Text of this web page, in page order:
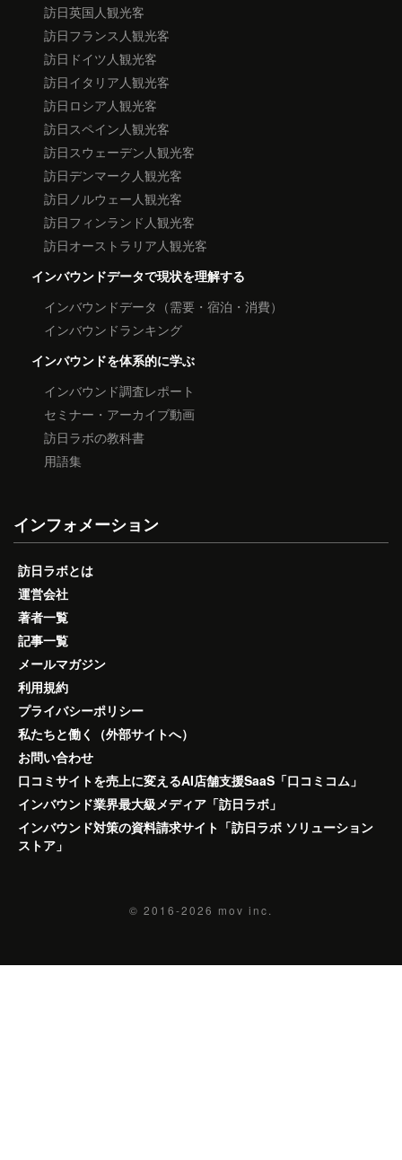
訪日英国人観光客
訪日フランス人観光客
訪日ドイツ人観光客
訪日イタリア人観光客
訪日ロシア人観光客
訪日スペイン人観光客
訪日スウェーデン人観光客
訪日デンマーク人観光客
訪日ノルウェー人観光客
訪日フィンランド人観光客
訪日オーストラリア人観光客
インバウンドデータで現状を理解する
インバウンドデータ（需要・宿泊・消費）
インバウンドランキング
インバウンドを体系的に学ぶ
インバウンド調査レポート
セミナー・アーカイブ動画
訪日ラボの教科書
用語集
インフォメーション
訪日ラボとは
運営会社
著者一覧
記事一覧
メールマガジン
利用規約
プライバシーポリシー
私たちと働く（外部サイトへ）
お問い合わせ
口コミサイトを売上に変えるAI店舗支援SaaS「口コミコム」
インバウンド業界最大級メディア「訪日ラボ」
インバウンド対策の資料請求サイト「訪日ラボ ソリューション
ストア」
© 2016-2026 mov inc.